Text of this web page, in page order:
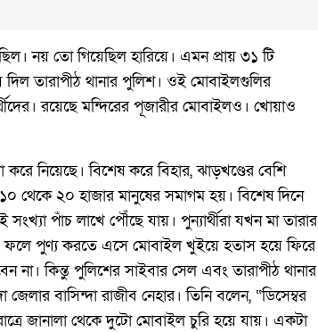
নয় তো গিয়েছিল হারিয়ে। এমন প্রায় ৩১ টি
দিল তারাপীঠ থানার পুলিশ। ওই মোবাইলগুলির
রয়েছে মন্দিরের পূজারীর মোবাইলও। খোয়াও
নিয়েছে। বিশেষ করে বিহার, ঝাড়খণ্ডের বেশি
থেকে ২০ হাজার মানুষের সমাগম হয়। বিশেষ দিনে
পাঁচ লাখে পৌঁছে যায়। পুন্যার্থীরা যখন মা তারার
ফলে পুণ্য করতে এসে মোবাইল খুইয়ে হতাস হয়ে ফিরে
না। কিন্তু পুলিশের সাইবার সেল এবং তারাপীঠ থানার
বাসিন্দা রাজীব নেহার। তিনি বলেন, “ডিসেম্বর
জানালা থেকে দুটো মোবাইল চুরি হয়ে যায়। একটা